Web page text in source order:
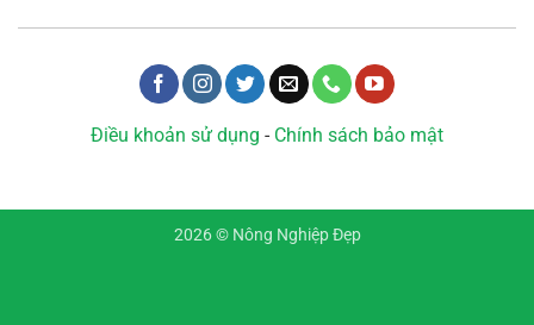
Điều khoản sử dụng - Chính sách bảo mật
2026 © Nông Nghiệp Đẹp